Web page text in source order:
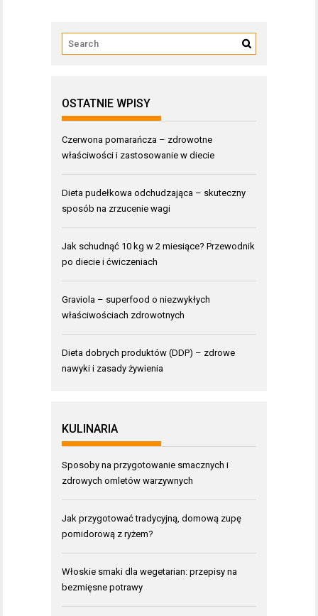
OSTATNIE WPISY
Czerwona pomarańcza – zdrowotne
właściwości i zastosowanie w diecie
Dieta pudełkowa odchudzająca – skuteczny
sposób na zrzucenie wagi
Jak schudnąć 10 kg w 2 miesiące? Przewodnik
po diecie i ćwiczeniach
Graviola – superfood o niezwykłych
właściwościach zdrowotnych
Dieta dobrych produktów (DDP) – zdrowe
nawyki i zasady żywienia
KULINARIA
Sposoby na przygotowanie smacznych i
zdrowych omletów warzywnych
Jak przygotować tradycyjną, domową zupę
pomidorową z ryżem?
Włoskie smaki dla wegetarian: przepisy na
bezmięsne potrawy